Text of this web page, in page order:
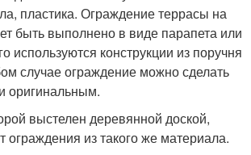
пластика. Ограждение террасы на
быть выполнено в виде парапета или
используются конструкции из поручня
случае ограждение можно сделать
оригинальным.
выстелен деревянной доской,
ограждения из такого же материала.